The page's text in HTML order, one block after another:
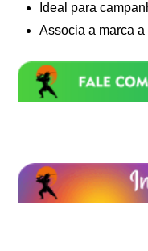
Ideal para
Associa a marca a